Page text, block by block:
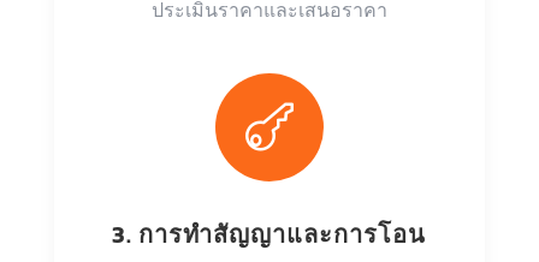
ประเมินราคาและเสนอราคา

3. การทำสัญญาและการโอน